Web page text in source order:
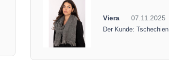
Viera 07.11.2025
Der Kunde: Tschechien